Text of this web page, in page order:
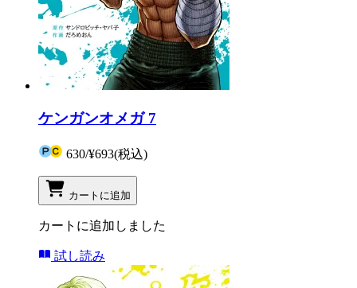
ケンガンオメガ 7
630/¥693(税込)
カートに追加
カートに追加しました
試し読み